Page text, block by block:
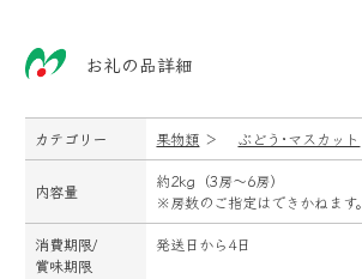
お礼の品詳細
カテゴリー 果物類 ＞ ぶどう･マスカット
内容量
約2kg（3房～6房）
※房数のご指定はできかねます。
消費期限/
賞味期限
発送日から4日